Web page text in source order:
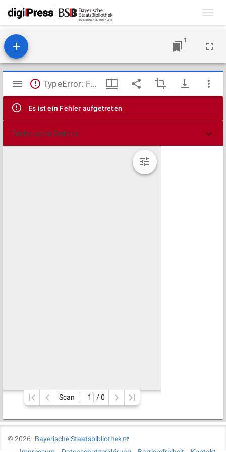
1
Mirador
Viewer
TypeError: Failed to fetch
Es ist ein Fehler aufgetreten
Technische Details
Scan / 0
©2026
Bayerische Staatsbibliothek